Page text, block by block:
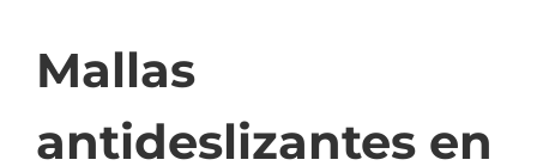
Mallas
antideslizantes en